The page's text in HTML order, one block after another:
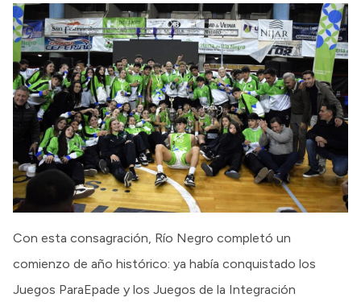
Con esta consagración, Río Negro completó un
comienzo de año histórico: ya había conquistado los
Juegos ParaEpade y los Juegos de la Integración